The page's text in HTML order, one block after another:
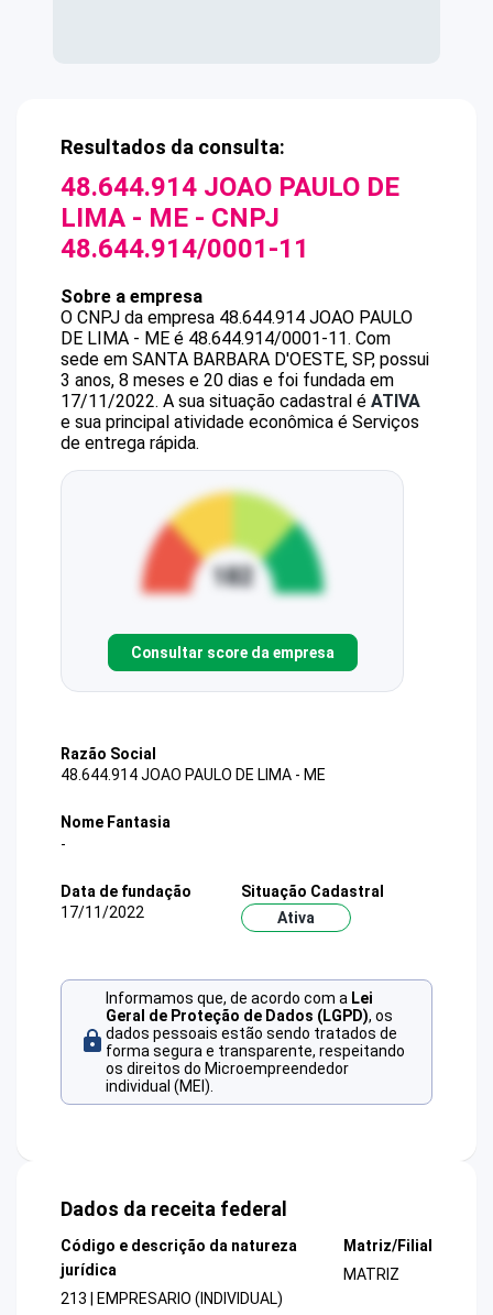
Resultados da consulta:
48.644.914 JOAO PAULO DE
LIMA - ME - CNPJ
48.644.914/0001-11
Sobre a empresa
O CNPJ da empresa 48.644.914 JOAO PAULO
DE LIMA - ME é 48.644.914/0001-11. Com
sede em SANTA BARBARA D'OESTE, SP, possui
3 anos, 8 meses e 20 dias e foi fundada em
17/11/2022. A sua situação cadastral é ATIVA
e sua principal atividade econômica é Serviços
de entrega rápida.
Consultar score da empresa
Razão Social
48.644.914 JOAO PAULO DE LIMA - ME
Nome Fantasia
-
Data de fundação
17/11/2022
Situação Cadastral
Ativa
Informamos que, de acordo com a Lei
Geral de Proteção de Dados (LGPD), os
dados pessoais estão sendo tratados de
forma segura e transparente, respeitando
os direitos do Microempreendedor
individual (MEI).
Dados da receita federal
Código e descrição da natureza
jurídica
213 | EMPRESARIO (INDIVIDUAL)
Matriz/Filial
MATRIZ